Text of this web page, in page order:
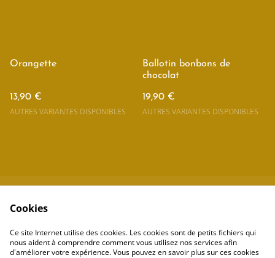
Orangette
13,90 €
AUTRES VARIANTES DISPONIBLES
Ballotin bonbons de
chocolat
19,90 €
AUTRES VARIANTES DISPONIBLES
confidentialité
Cookies
Ce site Internet utilise des cookies. Les cookies sont de petits fichiers qui
nous aident à comprendre comment vous utilisez nos services afin
d'améliorer votre expérience. Vous pouvez en savoir plus sur ces cookies